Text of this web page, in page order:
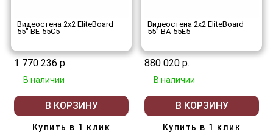
Видеостена 2x2 EliteBoard
55" BE-55C5
1 770 236 р.
В наличии
В КОРЗИНУ
Купить в 1 клик
Видеостена 2x2 EliteBoard
55" BA-55E5
880 020 р.
В наличии
В КОРЗИНУ
Купить в 1 клик